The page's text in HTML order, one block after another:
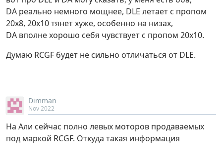
DA реально немного мощнее, DLE летает с пропом
20х8, 20х10 тянет хуже, особенно на низах,
DA вполне хорошо себя чувствует с пропом 20х10.
Думаю RCGF будет не сильно отличаться от DLE.
Dimman
Nov 2022
На Али сейчас полно левых моторов продаваемых
под маркой RCGF. Откуда такая информация